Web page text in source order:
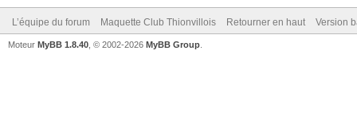
L’équipe du forum Maquette Club Thionvillois Retourner en haut Version
Moteur MyBB 1.8.40 , © 2002-2026 MyBB Group